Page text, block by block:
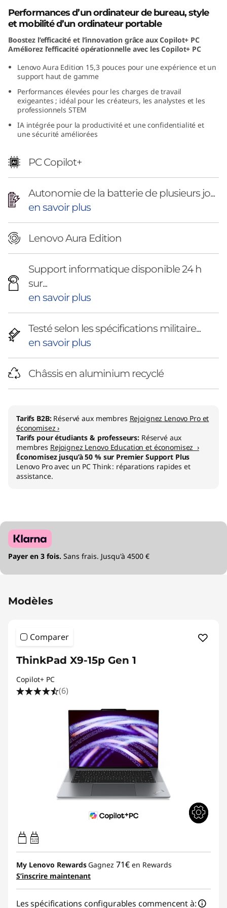
o
n
5
n
e
Performances d’un ordinateur de bureau, style
et mobilité d’un ordinateur portable
Boostez l’efficacité et l’innovation grâce aux Copilot+ PC
Améliorez l’efficacité opérationnelle avec les Copilot+ PC
Lenovo Aura Edition 15,3 pouces pour une expérience et un
support haut de gamme
Performances élevées pour les charges de travail
exigeantes ; idéal pour les créateurs, les analystes et les
professionnels STEM
IA intégrée pour la productivité et une confidentialité et
une sécurité améliorées
PC Copilot+
Autonomie de la batterie de plusieurs jo...
en savoir plus
Lenovo Aura Edition
Support informatique disponible 24 h
sur...
en savoir plus
Testé selon les spécifications militaire...
en savoir plus
Châssis en aluminium recyclé
Tarifs B2B: Réservé aux membres Rejoignez Lenovo Pro et
économisez ›
Tarifs pour étudiants & professeurs: Réservé aux
membres Rejoignez Lenovo Education et économisez ›
Économisez jusqu’à 50 % sur Premier Support Plus
Lenovo Pro avec un PC Think : réparations rapides et
assistance.
Payer en 3 fois. Sans frais. Jusqu'à 4500 €
Modèles
Comparer
ThinkPad X9-15p Gen 1
Copilot+ PC
(6)
15W-100W
USB PD
My Lenovo Rewards Gagnez 71€ en Rewards
S’inscrire maintenant
Les spécifications configurables commencent à: